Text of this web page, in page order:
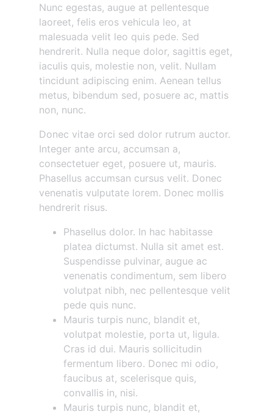
Nunc egestas, augue at pellentesque
laoreet, felis eros vehicula leo, at
malesuada velit leo quis pede. Sed
hendrerit. Nulla neque dolor, sagittis eget,
iaculis quis, molestie non, velit. Nullam
tincidunt adipiscing enim. Aenean tellus
metus, bibendum sed, posuere ac, mattis
non, nunc.
Donec vitae orci sed dolor rutrum auctor.
Integer ante arcu, accumsan a,
consectetuer eget, posuere ut, mauris.
Phasellus accumsan cursus velit. Donec
venenatis vulputate lorem. Donec mollis
hendrerit risus.
Phasellus dolor. In hac habitasse
platea dictumst. Nulla sit amet est.
Suspendisse pulvinar, augue ac
venenatis condimentum, sem libero
volutpat nibh, nec pellentesque velit
pede quis nunc.
Mauris turpis nunc, blandit et,
volutpat molestie, porta ut, ligula.
Cras id dui. Mauris sollicitudin
fermentum libero. Donec mi odio,
faucibus at, scelerisque quis,
convallis in, nisi.
Mauris turpis nunc, blandit et,